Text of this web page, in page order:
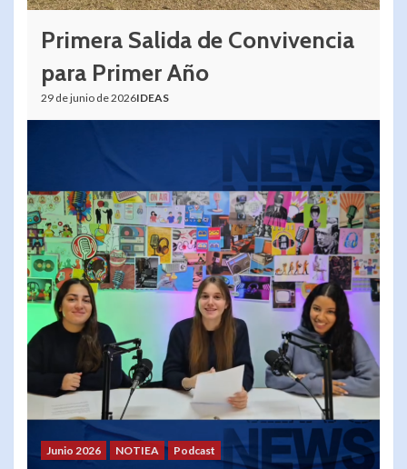
Primera Salida de Convivencia
para Primer Año
29 de junio de 2026IDEAS
Junio 2026 NOTIEA Podcast